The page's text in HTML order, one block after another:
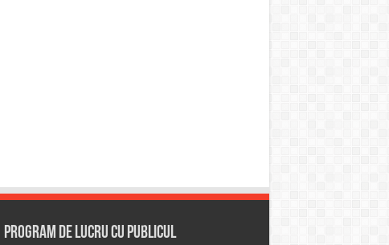
Program de lucru cu publicul